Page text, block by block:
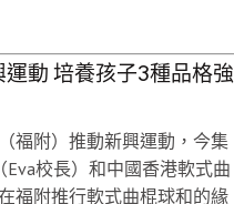
動 培養孩子3種品格強
福附）推動新興運動，今集
Eva校長）和中國香港軟式曲
福附推行軟式曲棍球和的緣